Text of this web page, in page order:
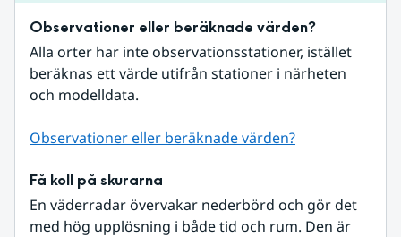
Observationer eller beräknade värden?
Alla orter har inte observationsstationer, istället
beräknas ett värde utifrån stationer i närheten
och modelldata.
Observationer eller beräknade värden?
Få koll på skurarna
En väderradar övervakar nederbörd och gör det
med hög upplösning i både tid och rum. Den är